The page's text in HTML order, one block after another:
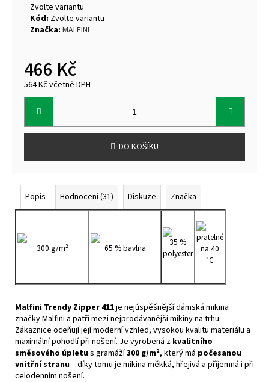
Zvolte variantu
Kód: Zvolte variantu
Značka: MALFINI
466 Kč
564 Kč včetně DPH
Měrná
cena:
DO KOŠÍKU
Popis Hodnocení (31) Diskuze Značka
300 g/m² 65 % bavlna
35 %
polyester
pratelné
na 40
°C
Malfini Trendy Zipper 411je nejúspěšnější dámská mikina
značky Malfini a patří mezi nejprodávanější mikiny na trhu.
Zákaznice oceňují její moderní vzhled, vysokou kvalitu materiálu a
maximální pohodlí při nošení. Je vyrobená z kvalitního
směsového úpletus gramáží300 g/m², který má počesanou
vnitřní stranu– díky tomu je mikina měkká, hřejivá a příjemná i při
celodenním nošení.